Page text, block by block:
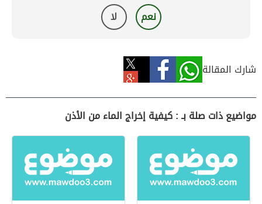
نعم لا
شارك المقالة
مواضيع ذات صلة بـ : كيفية إخراج الماء من الأذن